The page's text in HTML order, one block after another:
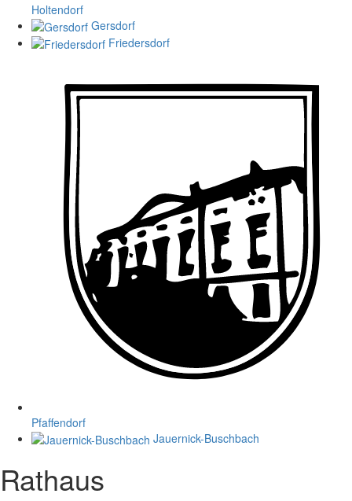
Holtendorf
Gersdorf
Friedersdorf
Pfaffendorf
Jauernick-Buschbach
Rathaus